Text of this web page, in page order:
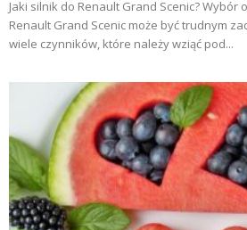
Jaki silnik do Renault Grand Scenic?
Renault Grand Scenic może być trudnym
wiele czynników, które należy wziąć pod...